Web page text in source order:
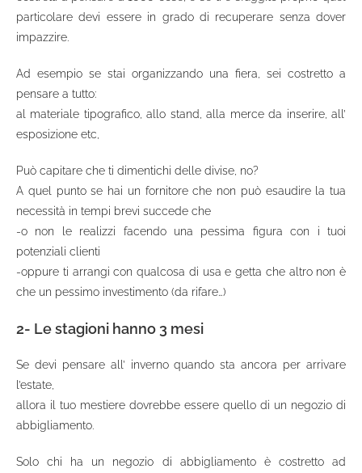
particolare devi essere in grado di recuperare senza dover
impazzire.
Ad esempio se stai organizzando una fiera, sei costretto a
pensare a tutto:
al materiale tipografico, allo stand, alla merce da inserire, all’
esposizione etc,
Può capitare che ti dimentichi delle divise, no?
A quel punto se hai un fornitore che non può esaudire la tua
necessità in tempi brevi succede che
-o non le realizzi facendo una pessima figura con i tuoi
potenziali clienti
-oppure ti arrangi con qualcosa di usa e getta che altro non è
che un pessimo investimento (da rifare…)
2- Le stagioni hanno 3 mesi
Se devi pensare all’ inverno quando sta ancora per arrivare
l’estate,
allora il tuo mestiere dovrebbe essere quello di un negozio di
abbigliamento.
Solo chi ha un negozio di abbigliamento è costretto ad